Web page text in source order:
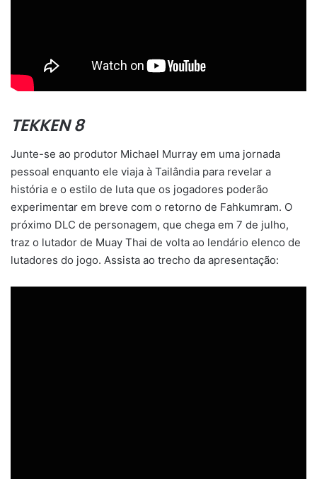
TEKKEN 8
Junte-se ao produtor Michael Murray em uma jornada
pessoal enquanto ele viaja à Tailândia para revelar a
história e o estilo de luta que os jogadores poderão
experimentar em breve com o retorno de Fahkumram. O
próximo DLC de personagem, que chega em 7 de julho,
traz o lutador de Muay Thai de volta ao lendário elenco de
lutadores do jogo. Assista ao trecho da apresentação: